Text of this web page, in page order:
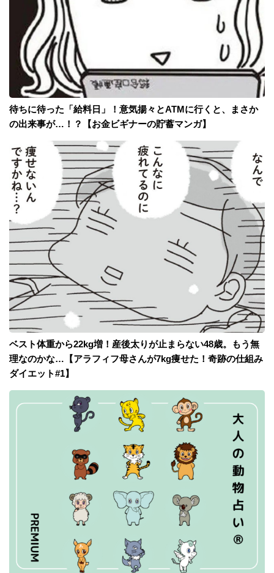
待ちに待った「給料日」！意気揚々とATMに行くと、まさか
の出来事が…！？【お金ビギナーの貯蓄マンガ】
ベスト体重から22kg増！産後太りが止まらない48歳。もう無
理なのかな…【アラフィフ母さんが7kg痩せた！奇跡の仕組み
ダイエット#1】